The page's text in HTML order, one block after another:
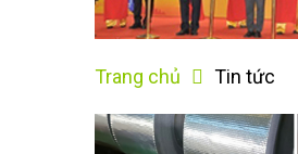
Trang chủ Tin tức